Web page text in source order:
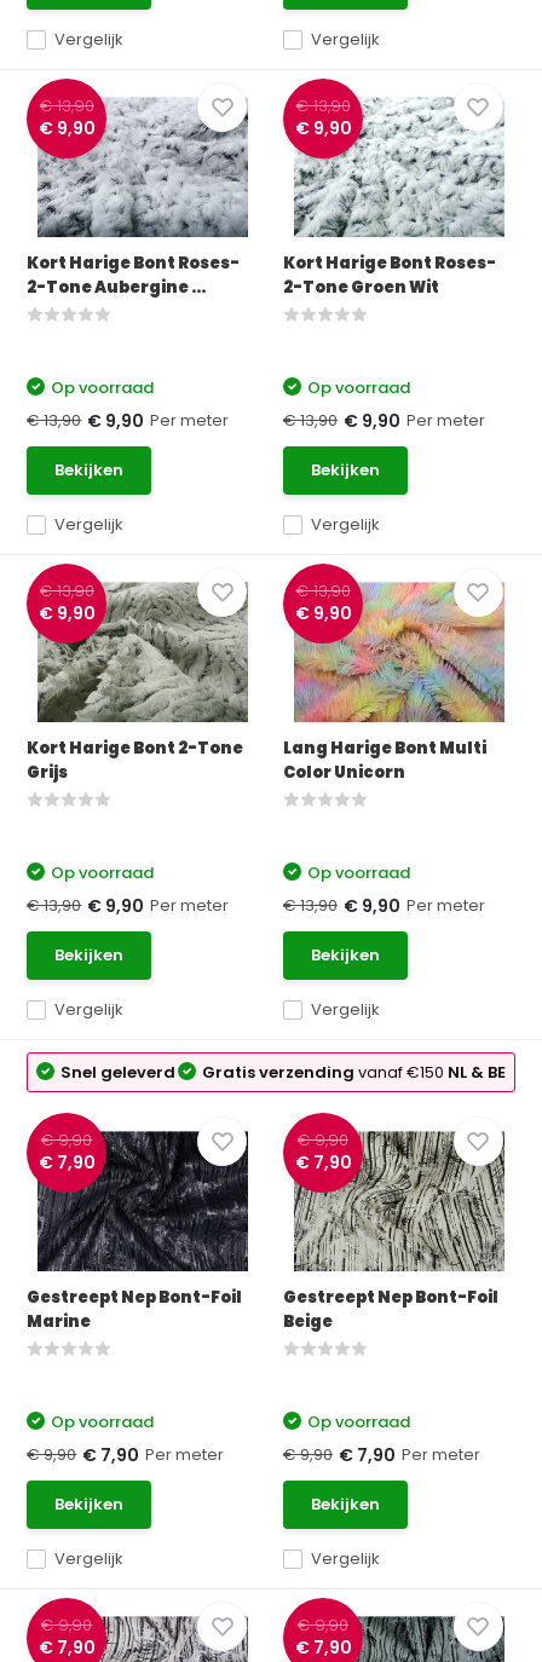
Vergelijk Vergelijk
€ 13,90
€ 9,90
Kort Harige Bont Roses-
2-Tone Aubergine ...
Vergelijk
Op voorraad
€ 13,90 € 9,90 Per meter
Bekijken
€ 13,90
€ 9,90
Kort Harige Bont Roses-
2-Tone Groen Wit
Vergelijk
Op voorraad
€ 13,90 € 9,90 Per meter
Bekijken
€ 13,90
€ 9,90
Kort Harige Bont 2-Tone
Grijs
Vergelijk
Op voorraad
€ 13,90 € 9,90 Per meter
Bekijken
€ 13,90
€ 9,90
Lang Harige Bont Multi
Color Unicorn
Vergelijk
Op voorraad
€ 13,90 € 9,90 Per meter
Bekijken
Snel geleverd Gratis verzendingvanaf €150 NL & BE
€ 9,90
€ 7,90
Gestreept Nep Bont-Foil
Marine
Vergelijk
Op voorraad
€ 9,90 € 7,90 Per meter
Bekijken
€ 9,90
€ 7,90
Gestreept Nep Bont-Foil
Beige
Vergelijk
Op voorraad
€ 9,90 € 7,90 Per meter
Bekijken
€ 9,90
€ 7,90
€ 9,90
€ 7,90